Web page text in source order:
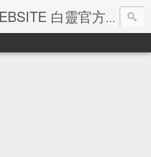
BAI LING OFFICIAL WEBSITE 白靈官方網站